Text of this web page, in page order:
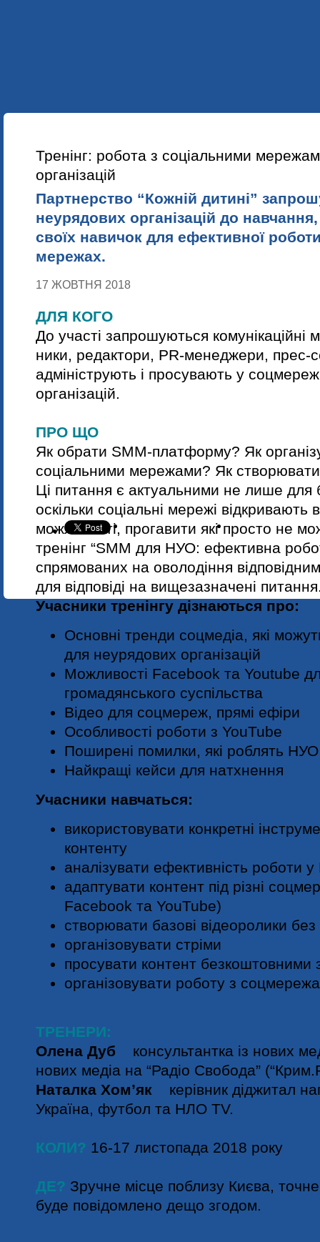
Тренінг: робота з соціальними
організацій
Партнерство “Кожній дитині”
неурядових організацій до
своїх навичок для ефективної
мережах.
17 ЖОВТНЯ 2018
ДЛЯ КОГО
До участі запрошуються
ники, редактори, PR-менеджери, прес-
адмініструють і просувають у
організацій.
ПРО ЩО
Як обрати SMM-платформу? Як
соціальними мережами? Як створювати
Ці питання є актуальними не лише для
оскільки соціальні мережі відкривають
можливості, прогавити які просто не
тренінг “SMM для НУО: ефективна
спрямованих на оволодіння
для відповіді на вищезазначені
Учасники тренінгу дізнаються про:
Основні тренди соцмедіа, які
для неурядових організацій
Можливості Facebook та Youtube
громадянського суспільства
Відео для соцмереж, прямі ефіри
Особливості роботи з YouTube
Поширені помилки, які роблять
Найкращі кейси для натхнення
Учасники навчаться:
використовувати конкретні
контенту
аналізувати ефективність роботи
адаптувати контент під різні
Facebook та YouTube)
створювати базові відеоролики
організовувати стріми
просувати контент безкоштовними
організовувати роботу з
ТРЕНЕРИ:
Олена Дуб консультантка із нових
нових медіа на “Радіо Свобода”
Наталка Хом’як керівник діджитал
Україна, футбол та НЛО TV.
КОЛИ? 16-17 листопада 2018 року
ДЕ? Зручне місце поблизу Києва,
буде повідомлено дещо згодом.